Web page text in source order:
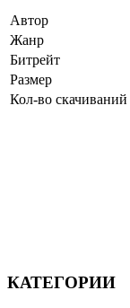
Автор
Жанр
Битрейт
Размер
Кол-во скачиваний
КАТЕГОРИИ